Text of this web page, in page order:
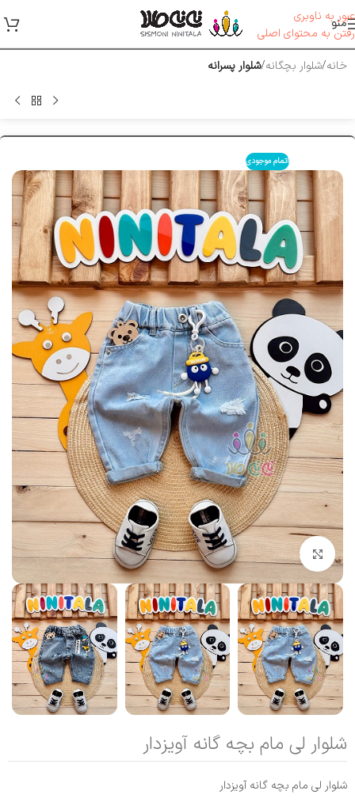
عبور به ناوبری
رفتن به محتوای اصلی
منو
خانه شلوار بچگانه شلوار پسرانه
اتمام موجودی
بزرگنمایی تصویر
شلوار لی مام بچه گانه آویزدار
شلوار لی مام بچه گانه آویزدار